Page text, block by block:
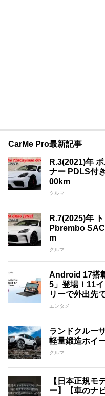
CarMe Pro最新記事
R.3(2021)年
ナー PDLS付
00km
クルマ
R.7(2025)年
Pbrembo
m
クルマ
Android 17搭
5」登場！11
リーで外出先
エンタメ
ランドクルー
軽量鍛造ホイ
クルマ
【日本正規モ
ー】【車のナ